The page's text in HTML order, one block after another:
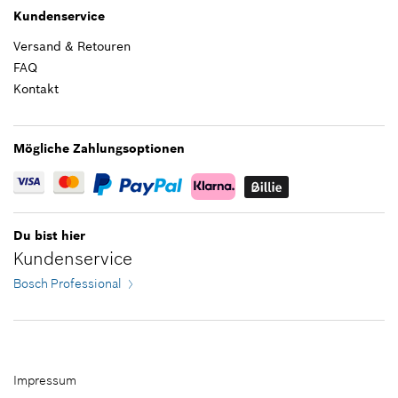
4,75 €*
*Alle Preise inkl. Mehrwertsteuer zzgl.
IN DEN WARENKORB
Kundenservice
Versand & Retouren
FAQ
Kontakt
Mögliche Zahlungsoptionen
Du bist hier
Kundenservice
Bosch Professional
Impressum